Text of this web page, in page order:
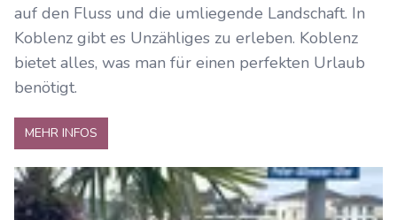
auf den Fluss und die umliegende Landschaft. In
Koblenz gibt es Unzähliges zu erleben. Koblenz
bietet alles, was man für einen perfekten Urlaub
benötigt.
MEHR INFOS